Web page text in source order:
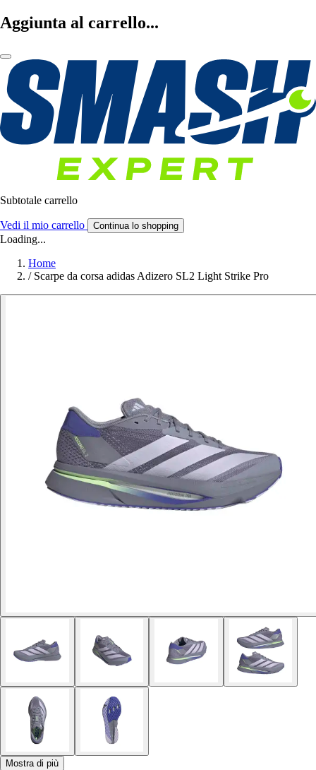
Aggiunta al carrello...
Subtotale carrello
Vedi il mio carrello Continua lo shopping
Loading...
Home
/ Scarpe da corsa adidas Adizero SL2 Light Strike Pro
Mostra di più